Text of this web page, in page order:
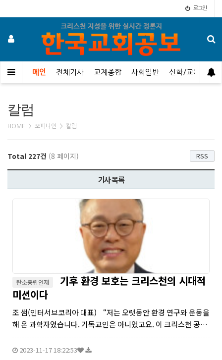
로그인
메인 전체기사 교계종합 사회일반 신학/교육 오
칼럼
HOME > 오피니언 > 칼럼
Total 227건 (8 페이지) RSS
기사 목록
탄소중립연재
기후 환경 보호는 크리스천의 시대적
미션이다
조 샘(인터서브코리아 대표) “저는 오랫동안 환경 연구와 운동을
해 온 과학자였습니다. 기독교인은 아니었고요. 이 크리스천 공동
수 있을 전망은 거의 없습니다. 사람들은 지금까지...
2023-11-17 18:22:53